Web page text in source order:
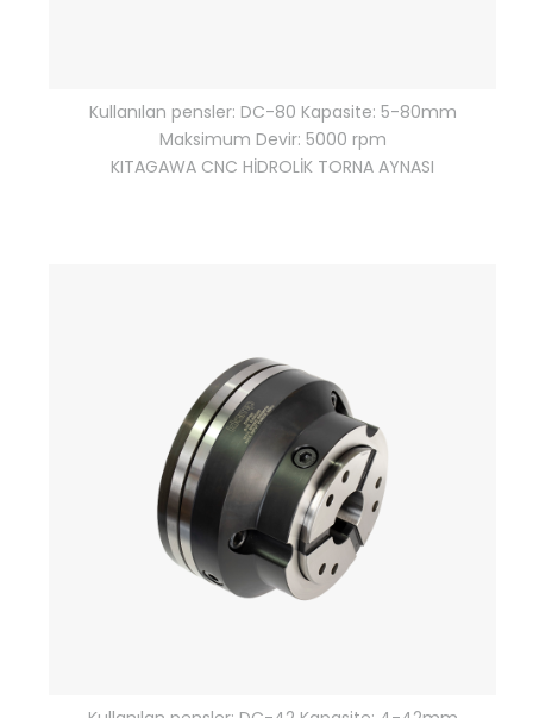
Kullanılan pensler: DC-80 Kapasite: 5-80mm
Maksimum Devir: 5000 rpm
KITAGAWA CNC HİDROLİK TORNA AYNASI